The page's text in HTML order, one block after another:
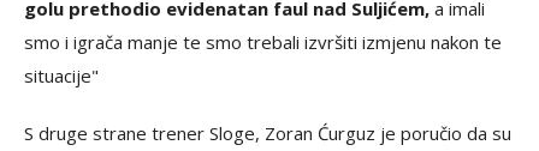
golu prethodio evidenatan faul nad Suljićem, a imali
smo i igrača manje te smo trebali izvršiti izmjenu nakon te
situacije"
S druge strane trener Sloge, Zoran Ćurguz je poručio da su